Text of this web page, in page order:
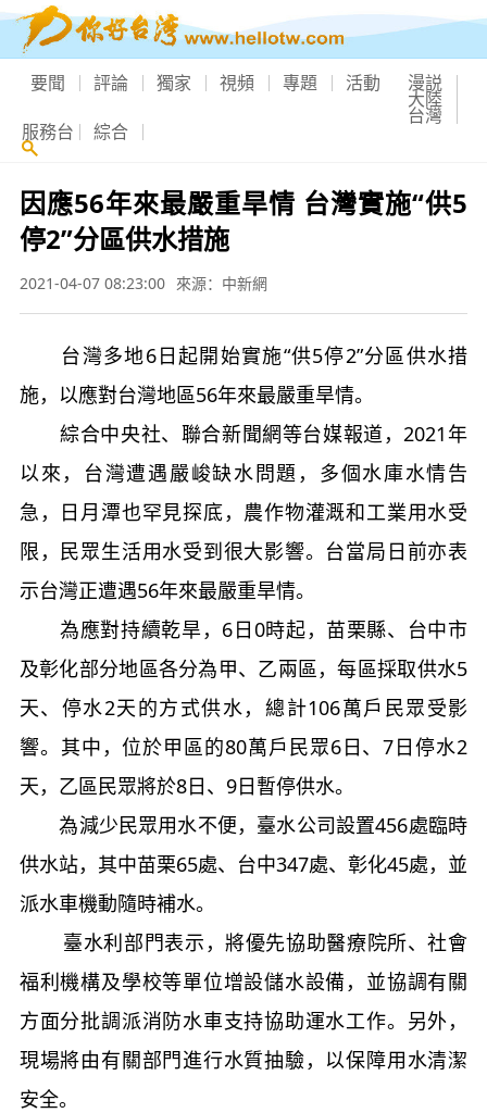
要聞 評論 獨家 視頻 專題 活動 漫説
大陸
台灣
服務台 綜合
因應56年來最嚴重旱情 台灣實施“供5
停2”分區供水措施
2021-04-07 08:23:00 來源：中新網
台灣多地6日起開始實施“供5停2”分區供水措
施，以應對台灣地區56年來最嚴重旱情。
綜合中央社、聯合新聞網等台媒報道，2021年
以來，台灣遭遇嚴峻缺水問題，多個水庫水情告
急，日月潭也罕見探底，農作物灌溉和工業用水受
限，民眾生活用水受到很大影響。台當局日前亦表
示台灣正遭遇56年來最嚴重旱情。
為應對持續乾旱，6日0時起，苗栗縣、台中市
及彰化部分地區各分為甲、乙兩區，每區採取供水5
天、停水2天的方式供水，總計106萬戶民眾受影
響。其中，位於甲區的80萬戶民眾6日、7日停水2
天，乙區民眾將於8日、9日暫停供水。
為減少民眾用水不便，臺水公司設置456處臨時
供水站，其中苗栗65處、台中347處、彰化45處，並
派水車機動隨時補水。
臺水利部門表示，將優先協助醫療院所、社會
福利機構及學校等單位增設儲水設備，並協調有關
方面分批調派消防水車支持協助運水工作。另外，
現場將由有關部門進行水質抽驗，以保障用水清潔
安全。